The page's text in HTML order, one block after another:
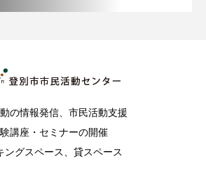
の情報発信、市民活動支援
講座・セミナーの開催
ングスペース、貸スペース